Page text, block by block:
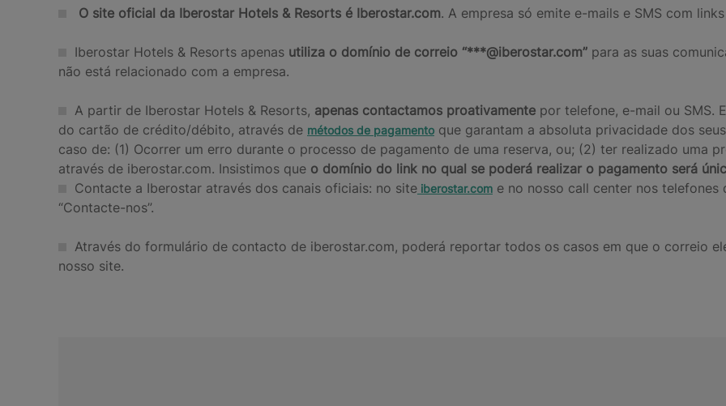
O site oficial da Iberostar Hotels & Resorts é Iberostar.com. A empresa só emite e-mails e SMS com
Iberostar Hotels & Resorts apenas utiliza o domínio de correio “***@iberostar.com” para as suas
não está relacionado com a empresa.
A partir de Iberostar Hotels & Resorts, apenas contactamos proativamente por telefone, e-mail ou SMS.
do cartão de crédito/débito, através de métodos de pagamento que garantam a absoluta privacidade dos
caso de: (1) Ocorrer um erro durante o processo de pagamento de uma reserva, ou; (2) ter realizado uma
através de iberostar.com. Insistimos que o domínio do link no qual se poderá realizar o pagamento será
Contacte a Iberostar através dos canais oficiais: no site iberostar.com e no nosso call center nos telefones
“Contacte-nos”.
Através do formulário de contacto de iberostar.com, poderá reportar todos os casos em que o correio
nosso site.